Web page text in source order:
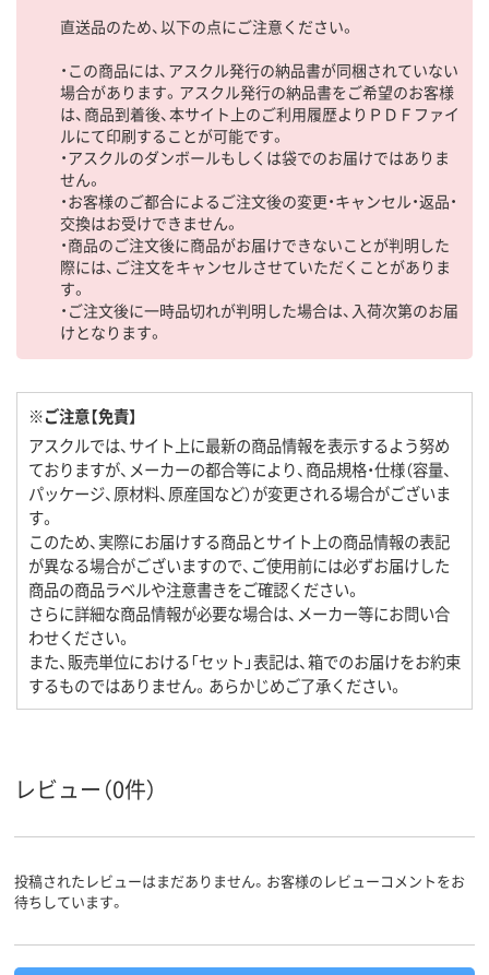
直送品のため、以下の点にご注意ください。
・この商品には、アスクル発行の納品書が同梱されていない
場合があります。アスクル発行の納品書をご希望のお客様
は、商品到着後、本サイト上のご利用履歴よりＰＤＦファイ
ルにて印刷することが可能です。
・アスクルのダンボールもしくは袋でのお届けではありま
せん。
・お客様のご都合によるご注文後の変更・キャンセル・返品・
交換はお受けできません。
・商品のご注文後に商品がお届けできないことが判明した
際には、ご注文をキャンセルさせていただくことがありま
す。
・ご注文後に一時品切れが判明した場合は、入荷次第のお届
けとなります。
※ご注意【免責】
アスクルでは、サイト上に最新の商品情報を表示するよう努め
ておりますが、メーカーの都合等により、商品規格・仕様（容量、
パッケージ、原材料、原産国など）が変更される場合がございま
す。
このため、実際にお届けする商品とサイト上の商品情報の表記
が異なる場合がございますので、ご使用前には必ずお届けした
商品の商品ラベルや注意書きをご確認ください。
さらに詳細な商品情報が必要な場合は、メーカー等にお問い合
わせください。
また、販売単位における「セット」表記は、箱でのお届けをお約束
するものではありません。あらかじめご了承ください。
レビュー（0件）
投稿されたレビューはまだありません。お客様のレビューコメントをお
待ちしています。